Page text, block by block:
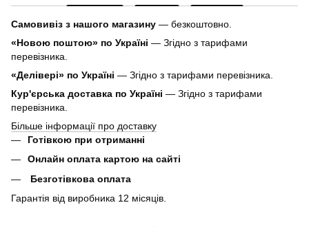
Самовивіз з нашого магазину — безкоштовно.
«Новою поштою» по Україні — Згідно з тарифами
перевізника.
«Делівері» по Україні — Згідно з тарифами перевізника.
Кур'єрська доставка по Україні — Згідно з тарифами
перевізника.
Більше інформації про доставку
Готівкою при отриманні
Онлайн оплата картою на сайті
Безготівкова оплата
Гарантія від виробника 12 місяців.